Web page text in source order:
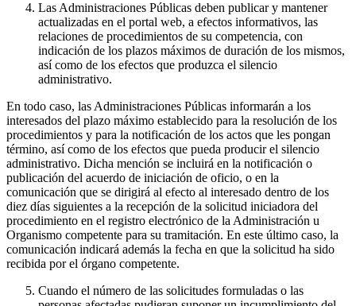
Las Administraciones Públicas deben publicar y mantener
actualizadas en el portal web, a efectos informativos, las
relaciones de procedimientos de su competencia, con
indicación de los plazos máximos de duración de los mismos,
así como de los efectos que produzca el silencio
administrativo.
En todo caso, las Administraciones Públicas informarán a los
interesados del plazo máximo establecido para la resolución de los
procedimientos y para la notificación de los actos que les pongan
término, así como de los efectos que pueda producir el silencio
administrativo. Dicha mención se incluirá en la notificación o
publicación del acuerdo de iniciación de oficio, o en la
comunicación que se dirigirá al efecto al interesado dentro de los
diez días siguientes a la recepción de la solicitud iniciadora del
procedimiento en el registro electrónico de la Administración u
Organismo competente para su tramitación. En este último caso, la
comunicación indicará además la fecha en que la solicitud ha sido
recibida por el órgano competente.
Cuando el número de las solicitudes formuladas o las